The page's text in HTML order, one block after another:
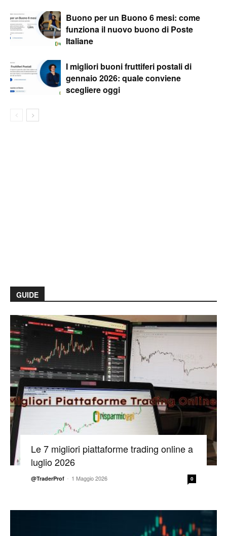
Buono per un Buono 6 mesi: come
funziona il nuovo buono di Poste
Italiane
I migliori buoni fruttiferi postali di
gennaio 2026: quale conviene
scegliere oggi
GUIDE
Le 7 migliori piattaforme trading online a
luglio 2026
@TraderProf - 1 Maggio 2026 0